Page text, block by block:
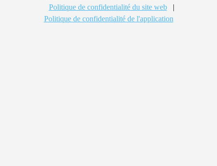
Politique de confidentialité du site web
|
Politique de confidentialité de l'application